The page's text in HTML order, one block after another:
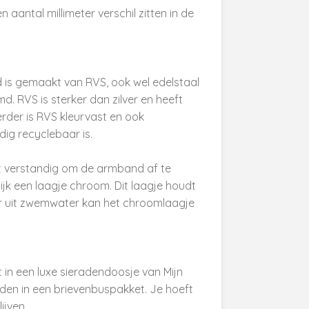
aantal millimeter verschil zitten in de
gemaakt van RVS, ook wel edelstaal
RVS is sterker dan zilver en heeft
is RVS kleurvast en ook
recyclebaar is.
verstandig om de armband af te
een laagje chroom. Dit laagje houdt
uit zwemwater kan het chroomlaagje
een luxe sieradendoosje van Mijn
in een brievenbuspakket. Je hoeft